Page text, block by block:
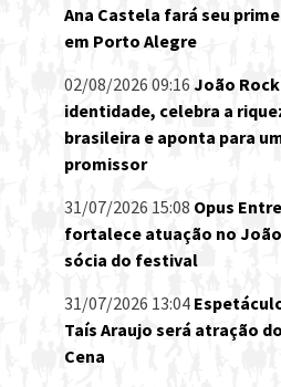
Ana Castela fará seu
em Porto Alegre
02/08/2026 09:16 João
identidade, celebra a
brasileira e aponta para
promissor
31/07/2026 15:08 Opus
fortalece atuação no
sócia do festival
31/07/2026 13:04
Taís Araujo será atração do
Cena